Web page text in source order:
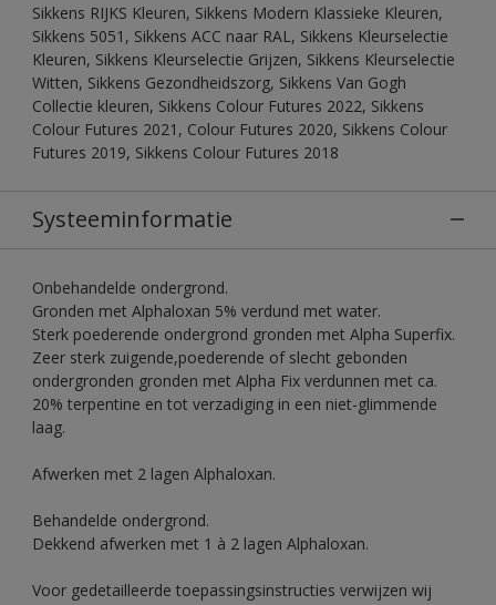
Sikkens RIJKS Kleuren, Sikkens Modern Klassieke Kleuren,
Sikkens 5051, Sikkens ACC naar RAL, Sikkens Kleurselectie
Kleuren, Sikkens Kleurselectie Grijzen, Sikkens Kleurselectie
Witten, Sikkens Gezondheidszorg, Sikkens Van Gogh
Collectie kleuren, Sikkens Colour Futures 2022, Sikkens
Colour Futures 2021, Colour Futures 2020, Sikkens Colour
Futures 2019, Sikkens Colour Futures 2018
Systeeminformatie
Onbehandelde ondergrond.
Gronden met Alphaloxan 5% verdund met water.
Sterk poederende ondergrond gronden met Alpha Superfix.
Zeer sterk zuigende,poederende of slecht gebonden
ondergronden gronden met Alpha Fix verdunnen met ca.
20% terpentine en tot verzadiging in een niet-glimmende
laag.
Afwerken met 2 lagen Alphaloxan.
Behandelde ondergrond.
Dekkend afwerken met 1 à 2 lagen Alphaloxan.
Voor gedetailleerde toepassingsinstructies verwijzen wij